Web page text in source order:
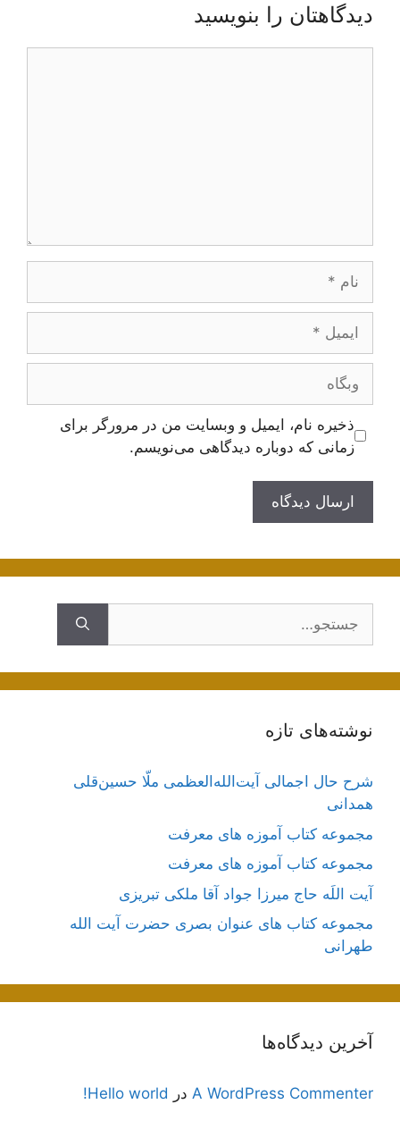
دیدگاهتان را بنویسید
وبگاه
ذخیره نام، ایمیل و وبسایت من در مرورگر برای
زمانی که دوباره دیدگاهی می‌نویسم.
نوشته‌های تازه
شرح حال اجمالی آیت‌الله‌العظمی ملّا حسین‌قلی
همدانی
مجموعه کتاب آموزه های معرفت
مجموعه کتاب آموزه های معرفت
آیت اللَه حاج میرزا جواد آقا ملکی تبریزی
مجموعه کتاب های عنوان بصری حضرت آیت الله
طهرانی
آخرین دیدگاه‌ها
A WordPress Commenter در Hello world!